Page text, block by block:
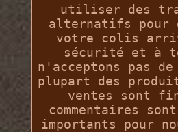
utiliser des
alternatifs pour
votre colis
sécurité et à
n'acceptons pas
plupart des
ventes sont
commentaires
importants pour